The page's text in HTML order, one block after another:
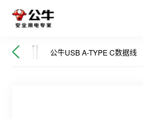
公牛USB A-TYPE C数据线